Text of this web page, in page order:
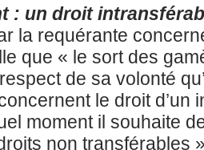
: un droit
la requérante
que « le sort des
de sa volonté
le droit d’un
moment il souhaite
non transférables